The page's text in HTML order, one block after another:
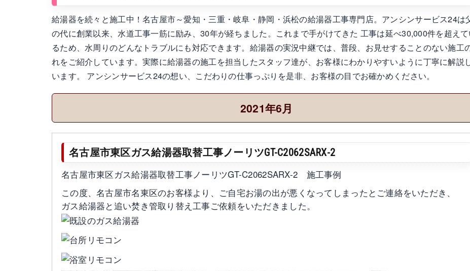
給湯器を続々と施工中！名古屋市～愛知・三重・岐阜・静岡・浜松の給湯器工事専門店。アンシンサービス24は
の代に創業以来、水道工事一筋に励み、30年が経ちました。これまで手がけてきた 工事は延べ30,000件を超えて
るため、水周りのどんなトラブルにも対応できます。給湯器の実況中継では、普段、お見せすることのない施工
れをご紹介しています。実際に給湯器の施工を担当したスタッフ達が、お客様にわかりやすいように丁寧に解説
います。 アンシンサービス24の想い、こだわりの仕事っぷりを是非、お客様の目でお確かめください。
2021年6月
名古屋市東区ガス給湯器取替工事ノーリツGT-C2062SARX-2
名古屋市東区ガス給湯器取替工事ノーリツGT-C2062SARX-2 施工事例
この度、名古屋市名東区のお客様より、ご自宅お湯の出が悪くなってしまったとご連絡をいただき、
ガス給湯器と追い焚き管取り替え工事ご依頼をいただきました。